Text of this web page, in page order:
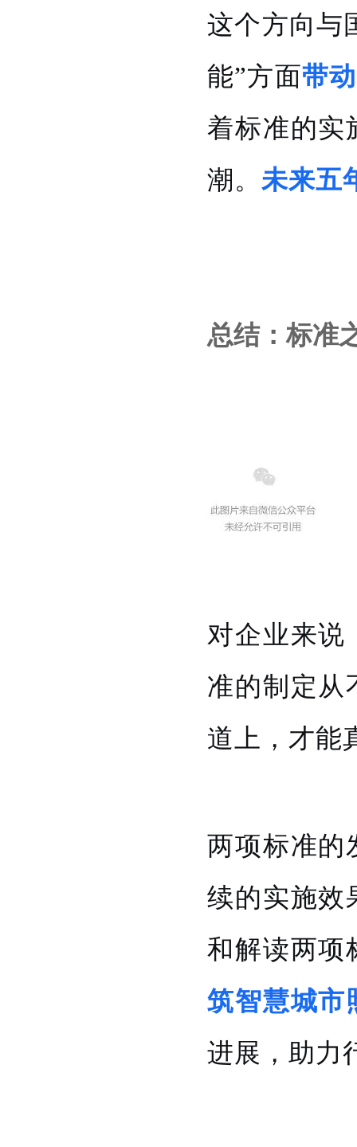
这个方向与
能”方面带
着标准的实
潮。 未来五
总结：标准
对企业来说
准的制定从
道上，才能
两项标准的
续的实施效
和解读两项
筑智慧城市
进展，助力